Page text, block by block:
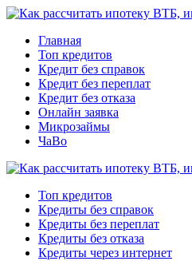
Главная
Топ кредитов
Кредит без справок
Кредит без переплат
Кредит без отказа
Онлайн заявка
Микрозаймы
ЧаВо
Топ кредитов
Кредиты без справок
Кредиты без переплат
Кредиты без отказа
Кредиты через интернет